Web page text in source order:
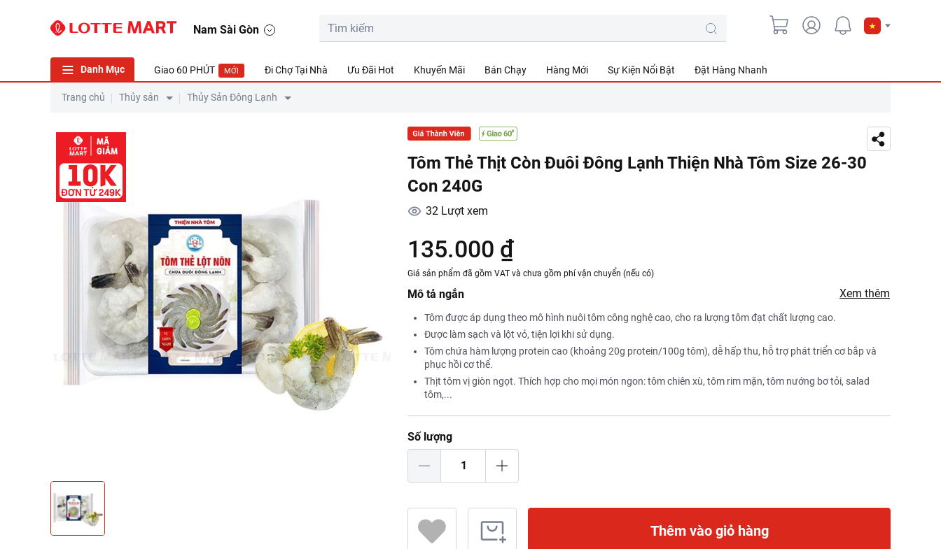
Nam Sài Gòn
Danh Mục Giao 60 PHÚT MỚI Đi Chợ Tại Nhà Ưu Đãi Hot Khuyến Mãi Bán Chạy Hàng Mới Sự Kiện Nổi Bật Đặt Hàng Nhanh
Trang chủ Thủy sản Thủy Sản Đông Lạnh
Tôm Thẻ Thịt Còn Đuôi Đông Lạnh Thiện Nhà Tôm Size 26-30
Con 240G
32 Lượt xem
135.000 ₫
Giá sản phẩm đã gồm VAT và chưa gồm phí vận chuyển (nếu có)
Mô tả ngắn Xem thêm
Tôm được áp dụng theo mô hình nuôi tôm công nghệ cao, cho ra lượng tôm đạt chất lượng cao.
Được làm sạch và lột vỏ, tiện lợi khi sử dụng.
Tôm chứa hàm lượng protein cao (khoảng 20g protein/100g tôm), dễ hấp thu, hỗ trợ phát triển cơ bắp và
phục hồi cơ thể.
Thịt tôm vị giòn ngọt. Thích hợp cho mọi món ngon: tôm chiên xù, tôm rim mặn, tôm nướng bơ tỏi, salad
tôm,...
Số lượng
Thêm vào giỏ hàng